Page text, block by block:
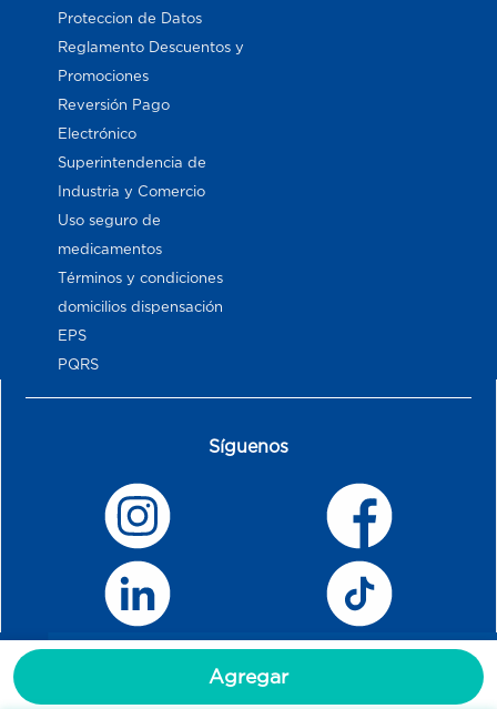
Agregar
Proteccion de Datos
Reglamento Descuentos y
Promociones
Reversión Pago
Electrónico
Superintendencia de
Industria y Comercio
Uso seguro de
medicamentos
Términos y condiciones
domicilios dispensación
EPS
PQRS
Síguenos